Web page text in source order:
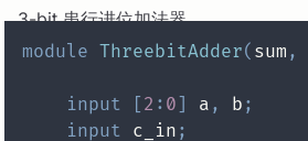
3-bit 串行进位加法器
module ThreebitAdder( sum ,
input [ 2 : 0] a , b ;
input c_in ;